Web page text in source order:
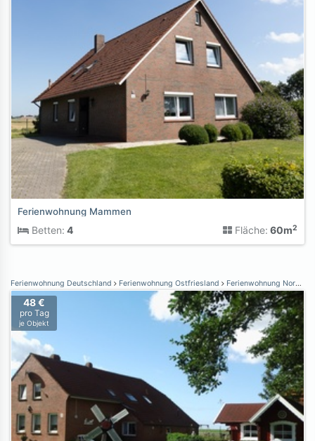
Ferienwohnung Mammen
Betten: 4 Fläche: 60m2
Ferienwohnung Deutschland Ferienwohnung Ostfriesland Ferienwohnung Norden Norddeich
48 €
pro Tag
je Objekt